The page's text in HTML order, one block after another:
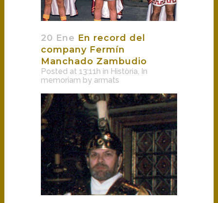
20 Ene En record del
company Fermín
Manchado Zambudio
Posted at 13:11h in Història, In
memoriam by armats